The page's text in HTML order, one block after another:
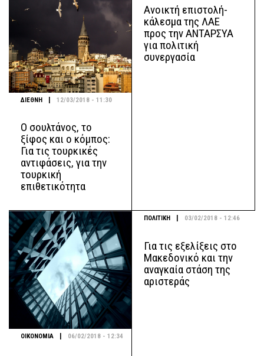
ΔΙΕΘΝΗ | 12/03/2018 - 11:30
Ο σουλτάνος, το
ξίφος και ο κόμπος:
Για τις τουρκικές
αντιφάσεις, για την
τουρκική
επιθετικότητα
Ανοικτή επιστολή-
κάλεσμα της ΛΑΕ
προς την ΑΝΤΑΡΣΥΑ
για πολιτική
συνεργασία
ΟΙΚΟΝΟΜΙΑ | 06/02/2018 - 12:34
ΠΟΛΙΤΙΚΗ 03/02/2018 - 12:46
Για τις εξελίξεις στο
Μακεδονικό και την
αναγκαία στάση της
αριστεράς